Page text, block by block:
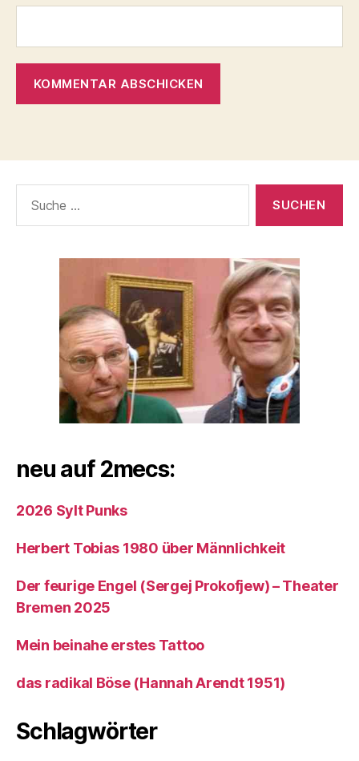
nach:
neu auf 2mecs:
2026 Sylt Punks
Herbert Tobias 1980 über Männlichkeit
Der feurige Engel (Sergej Prokofjew) – Theater
Bremen 2025
Mein beinahe erstes Tattoo
das radikal Böse (Hannah Arendt 1951)
Schlagwörter